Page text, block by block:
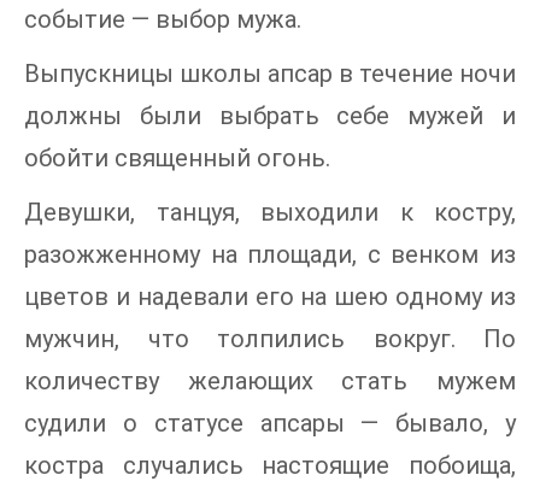
событие — выбор мужа.
Выпускницы школы апсар в течение ночи
должны были выбрать себе мужей и
обойти священный огонь.
Девушки, танцуя, выходили к костру,
разожженному на площади, с венком из
цветов и надевали его на шею одному из
мужчин, что толпились вокруг. По
количеству желающих стать мужем
судили о статусе апсары — бывало, у
костра случались настоящие побоища,